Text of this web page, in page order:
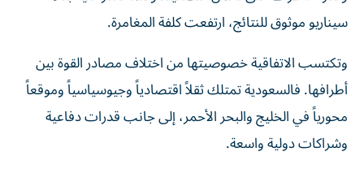
سيناريو موثوق للنتائج، ارتفعت كلفة المغامرة.
وتكتسب الاتفاقية خصوصيتها من اختلاف مصادر القوة بين
أطرافها. فالسعودية تمتلك ثقلاً اقتصادياً وجيوسياسياً وموقعاً
محورياً في الخليج والبحر الأحمر، إلى جانب قدرات دفاعية
وشراكات دولية واسعة.